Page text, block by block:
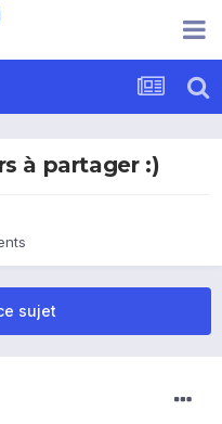
à partager :)
sujet